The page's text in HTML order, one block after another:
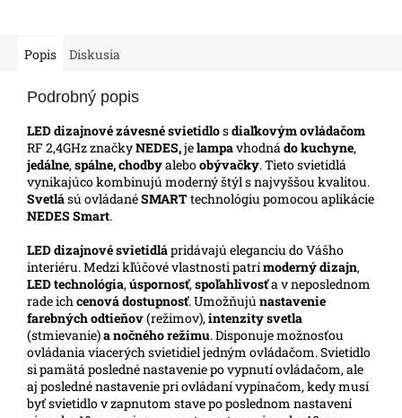
Popis Diskusia
Podrobný popis
LED dizajnové závesné svietidlosdiaľkovým ovládačom
RF 2,4GHz značkyNEDES,jelampavhodnádo kuchyne,
jedálne,spálne, chodbyaleboobývačky. Tieto svietidlá
vynikajúco kombinujú moderný štýl s najvyššou kvalitou.
Svetlású ovládanéSMARTtechnológiu pomocou aplikácie
NEDES Smart.
LEDdizajnové svietidlápridávajú eleganciu do Vášho
interiéru. Medzi kľúčové vlastnosti patrímoderný dizajn,
LED technológia,úspornosť,spoľahlivosťa v neposlednom
rade ichcenová dostupnosť. Umožňujú nastavenie
farebných odtieňov(režimov),intenzity svetla
(stmievanie)a nočného režimu. Disponuje možnosťou
ovládania viacerých svietidiel jedným ovládačom. Svietidlo
si pamätá posledné nastavenie po vypnutí ovládačom, ale
aj posledné nastavenie pri ovládaní vypínačom, kedy musí
byť svietidlo v zapnutom stave po poslednom nastavení